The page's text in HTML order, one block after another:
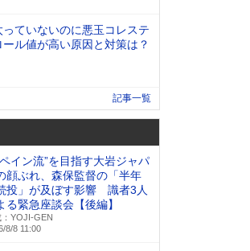
っていないのに悪玉コレステ
ール値が高い原因と対策は？
記事一覧
イン流”を目指す大岩ジャパ
顔ぶれ、森保監督の「半年
投」が及ぼす影響 識者3人
る緊急座談会【後編】
YOJI-GEN
8/8 11:00